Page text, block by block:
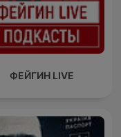
ФЕЙГИН LIVE